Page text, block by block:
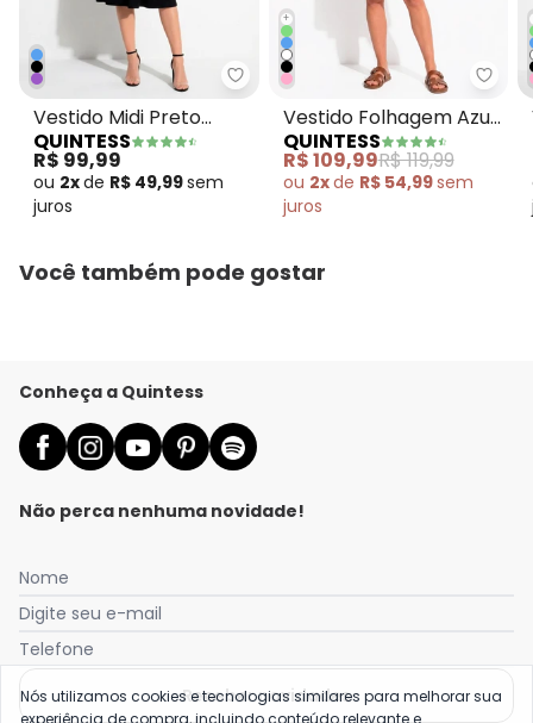
Quintess - Vestido Midi Preto
Vestido Midi Preto
Acinturado com Bolsos
QUINTESS
R$ 99,99
ou 2xde R$ 49,99sem
juros
+
Vestido Folhagem Azul
com Bolsos e Mangas
Curtas
QUINTESS
R$ 109,99R$ 119,99
ou 2xde R$ 54,99sem
juros
Você também pode gostar
Conheça a Quintess
Não perca nenhuma novidade!
Nome
Digite seu e-mail
Telefone
Receber novidades
Nós utilizamos cookies e tecnologias similares para melhorar sua
experiência de compra, incluindo conteúdo relevante e